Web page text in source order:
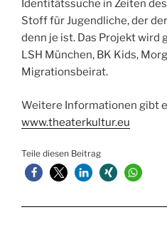
Identitätssuche in Zeiten
Stoff für Jugendliche, der
denn je ist. Das Projekt wird
LSH München, BK Kids,
Migrationsbeirat.
Weitere Informationen gibt
www.theaterkultur.eu
Teile diesen Beitrag